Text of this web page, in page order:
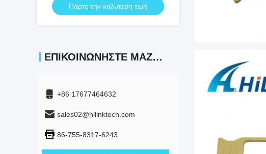
Πάρτε την καλύτερη τιμή
ΕΠΙΚΟΙΝΩΝΉΣΤΕ ΜΑΖΊ ΜΑΣ
+86 17677464632
sales02@hilinktech.com
86-755-8317-6243